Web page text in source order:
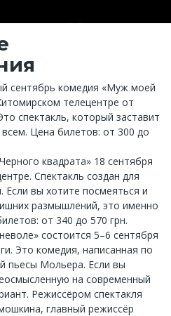
сентябрь комедия «Муж моей
телецентре от
спектакль, который заставит
Цена билетов: от 300 до
квадрата» 18 сентября
Спектакль создан для
Если вы хотите посмеяться и
размышлений, это именно
от 340 до 570 грн.
состоится 5–6 сентября
Это комедия, написанная по
пьесы Мольера. Если вы
на современный
Режиссёром спектакля
главный режиссёр